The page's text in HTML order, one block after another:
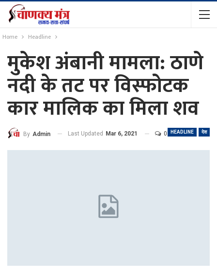
Home Headline
मुकेश अंबानी मामला: ठाणे
नदी के तट पर विस्फोटक
कार मालिक का मिला शव
HEADLINE देश
By Admin Last Updated Mar 6, 2021 0